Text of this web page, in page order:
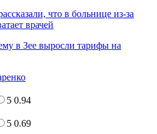
что в больнице из-за
врачей
в Зее выросли тарифы на
5 0.94
5 0.69